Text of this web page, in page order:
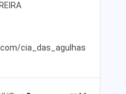
cia_das_agulhas